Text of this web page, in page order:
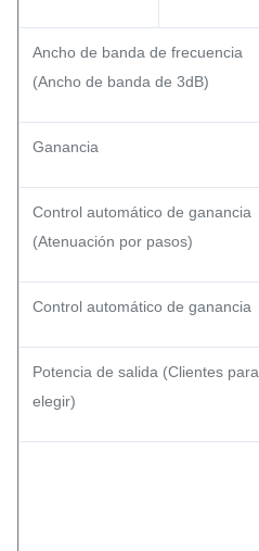
Ancho de banda de frecuencia
(Ancho de banda de 3dB)
Ganancia
Control automático de ganancia
(Atenuación por pasos)
Control automático de ganancia
Potencia de salida (Clientes para
elegir)